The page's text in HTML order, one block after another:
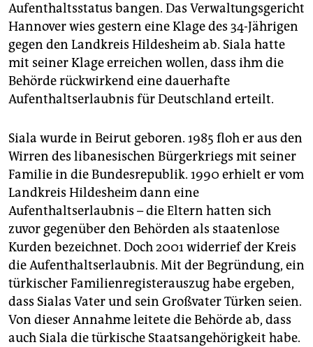
genossenschaft
epaper login
Aufenthaltsstatus bangen. Das Verwaltungsgericht
Hannover wies gestern eine Klage des 34-Jährigen
gegen den Landkreis Hildesheim ab. Siala hatte
mit seiner Klage erreichen wollen, dass ihm die
Behörde rückwirkend eine dauerhafte
Aufenthaltserlaubnis für Deutschland erteilt.
Siala wurde in Beirut geboren. 1985 floh er aus den
Wirren des libanesischen Bürgerkriegs mit seiner
Familie in die Bundesrepublik. 1990 erhielt er vom
Landkreis Hildesheim dann eine
Aufenthaltserlaubnis – die Eltern hatten sich
zuvor gegenüber den Behörden als staatenlose
Kurden bezeichnet. Doch 2001 widerrief der Kreis
die Aufenthaltserlaubnis. Mit der Begründung, ein
türkischer Familienregisterauszug habe ergeben,
dass Sialas Vater und sein Großvater Türken seien.
Von dieser Annahme leitete die Behörde ab, dass
auch Siala die türkische Staatsangehörigkeit habe.